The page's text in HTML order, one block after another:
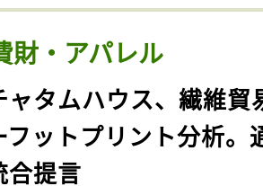
財・アパレル
ャタムハウス、繊維貿
フットプリント分析。
合提言